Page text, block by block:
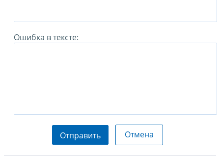
Ошибка в тексте:
Отправить Отмена